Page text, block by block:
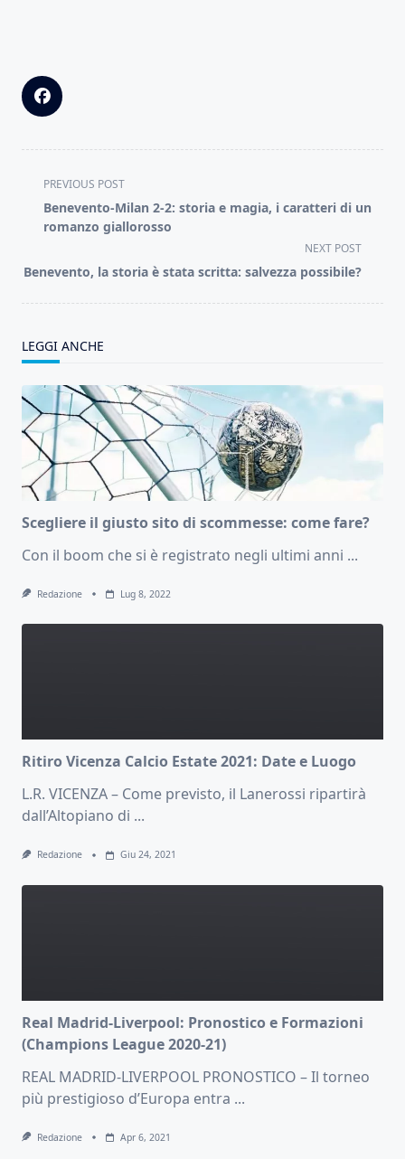
<span
class="nav-
subtitle
reader-
PREVIOUS POST
Benevento-Milan 2-2: storia e magia, i caratteri di un
romanzo giallorosso
NEXT POST
Benevento, la storia è stata scritta: salvezza possibile?
LEGGI ANCHE
Scegliere il giusto sito di scommesse: come fare?
Con il boom che si è registrato negli ultimi anni ...
Redazione Lug 8, 2022
Ritiro Vicenza Calcio Estate 2021: Date e Luogo
L.R. VICENZA – Come previsto, il Lanerossi ripartirà
dall’Altopiano di ...
Redazione Giu 24, 2021
Real Madrid-Liverpool: Pronostico e Formazioni
(Champions League 2020-21)
REAL MADRID-LIVERPOOL PRONOSTICO – Il torneo
più prestigioso d’Europa entra ...
Redazione Apr 6, 2021